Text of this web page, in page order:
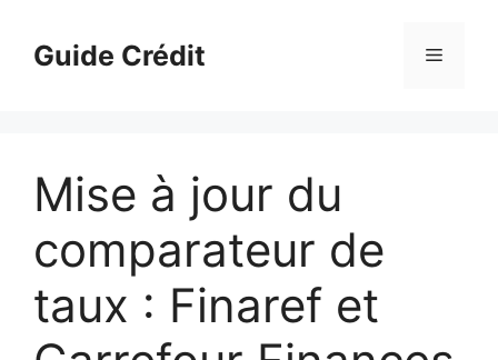
contenuGuide Crédit Menu
Mise à jour du
comparateur de
taux : Finaref et